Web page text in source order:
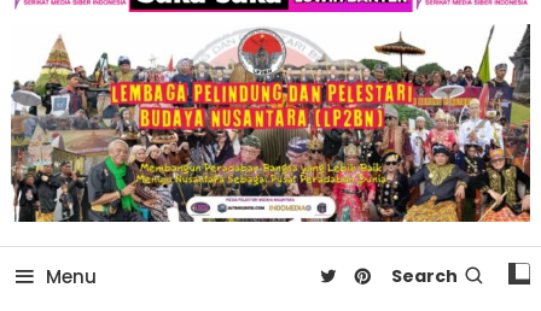
Menu Search